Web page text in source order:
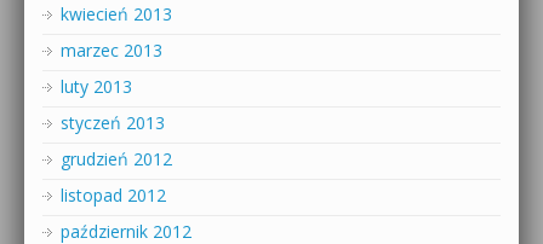
kwiecień 2013
marzec 2013
luty 2013
styczeń 2013
grudzień 2012
listopad 2012
październik 2012